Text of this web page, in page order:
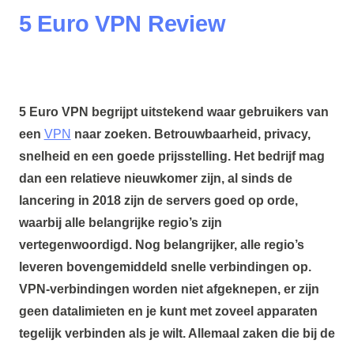
5 Euro VPN Review
5 Euro VPN begrijpt uitstekend waar gebruikers van
een VPN naar zoeken. Betrouwbaarheid, privacy,
snelheid en een goede prijsstelling. Het bedrijf mag
dan een relatieve nieuwkomer zijn, al sinds de
lancering in 2018 zijn de servers goed op orde,
waarbij alle belangrijke regio’s zijn
vertegenwoordigd. Nog belangrijker, alle regio’s
leveren bovengemiddeld snelle verbindingen op.
VPN-verbindingen worden niet afgeknepen, er zijn
geen datalimieten en je kunt met zoveel apparaten
tegelijk verbinden als je wilt. Allemaal zaken die bij de